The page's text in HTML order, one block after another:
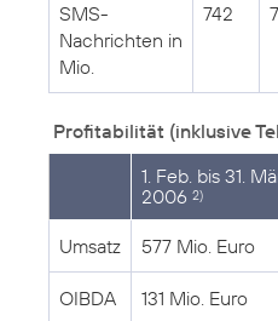
SMS-
Nachrichten in
Mio.
742
Profitabilität (inklusive
1. Feb. bis 31.
2006 2)
Umsatz 577 Mio. Euro
OIBDA 131 Mio. Euro